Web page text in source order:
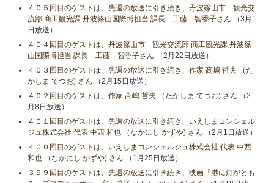
４０５回目のゲストは、先週の放送に引き続き、丹波篠山市 観光交
流部 商工観光課 丹波篠山国際博担当 課長 工藤 智香子さん （3月1
日放送）
４０４回目のゲストは、丹波篠山市 観光交流部 商工観光課 丹波篠
山国際博担当 課長 工藤 智香子さん （2月22日放送）
４０３回目のゲストは、先週の放送に引き続き、作家 高嶋 哲夫 （た
かしま てつお) さん （2月15日放送）
４０２回目のゲストは、作家 高嶋 哲夫 （たかしま てつお) さん （2
月8日放送）
４０１回目のゲストは、先週の放送に引き続き、いえしまコンシェル
ジュ株式会社 代表 中西 和也 （なかにし かずや) さん （2月1日放送）
４００回目のゲストは、いえしまコンシェルジュ株式会社 代表 中西
和也 （なかにし かずや) さん （1月25日放送）
３９９回目のゲストは、先週の放送に引き続き、映画「港に灯がとも